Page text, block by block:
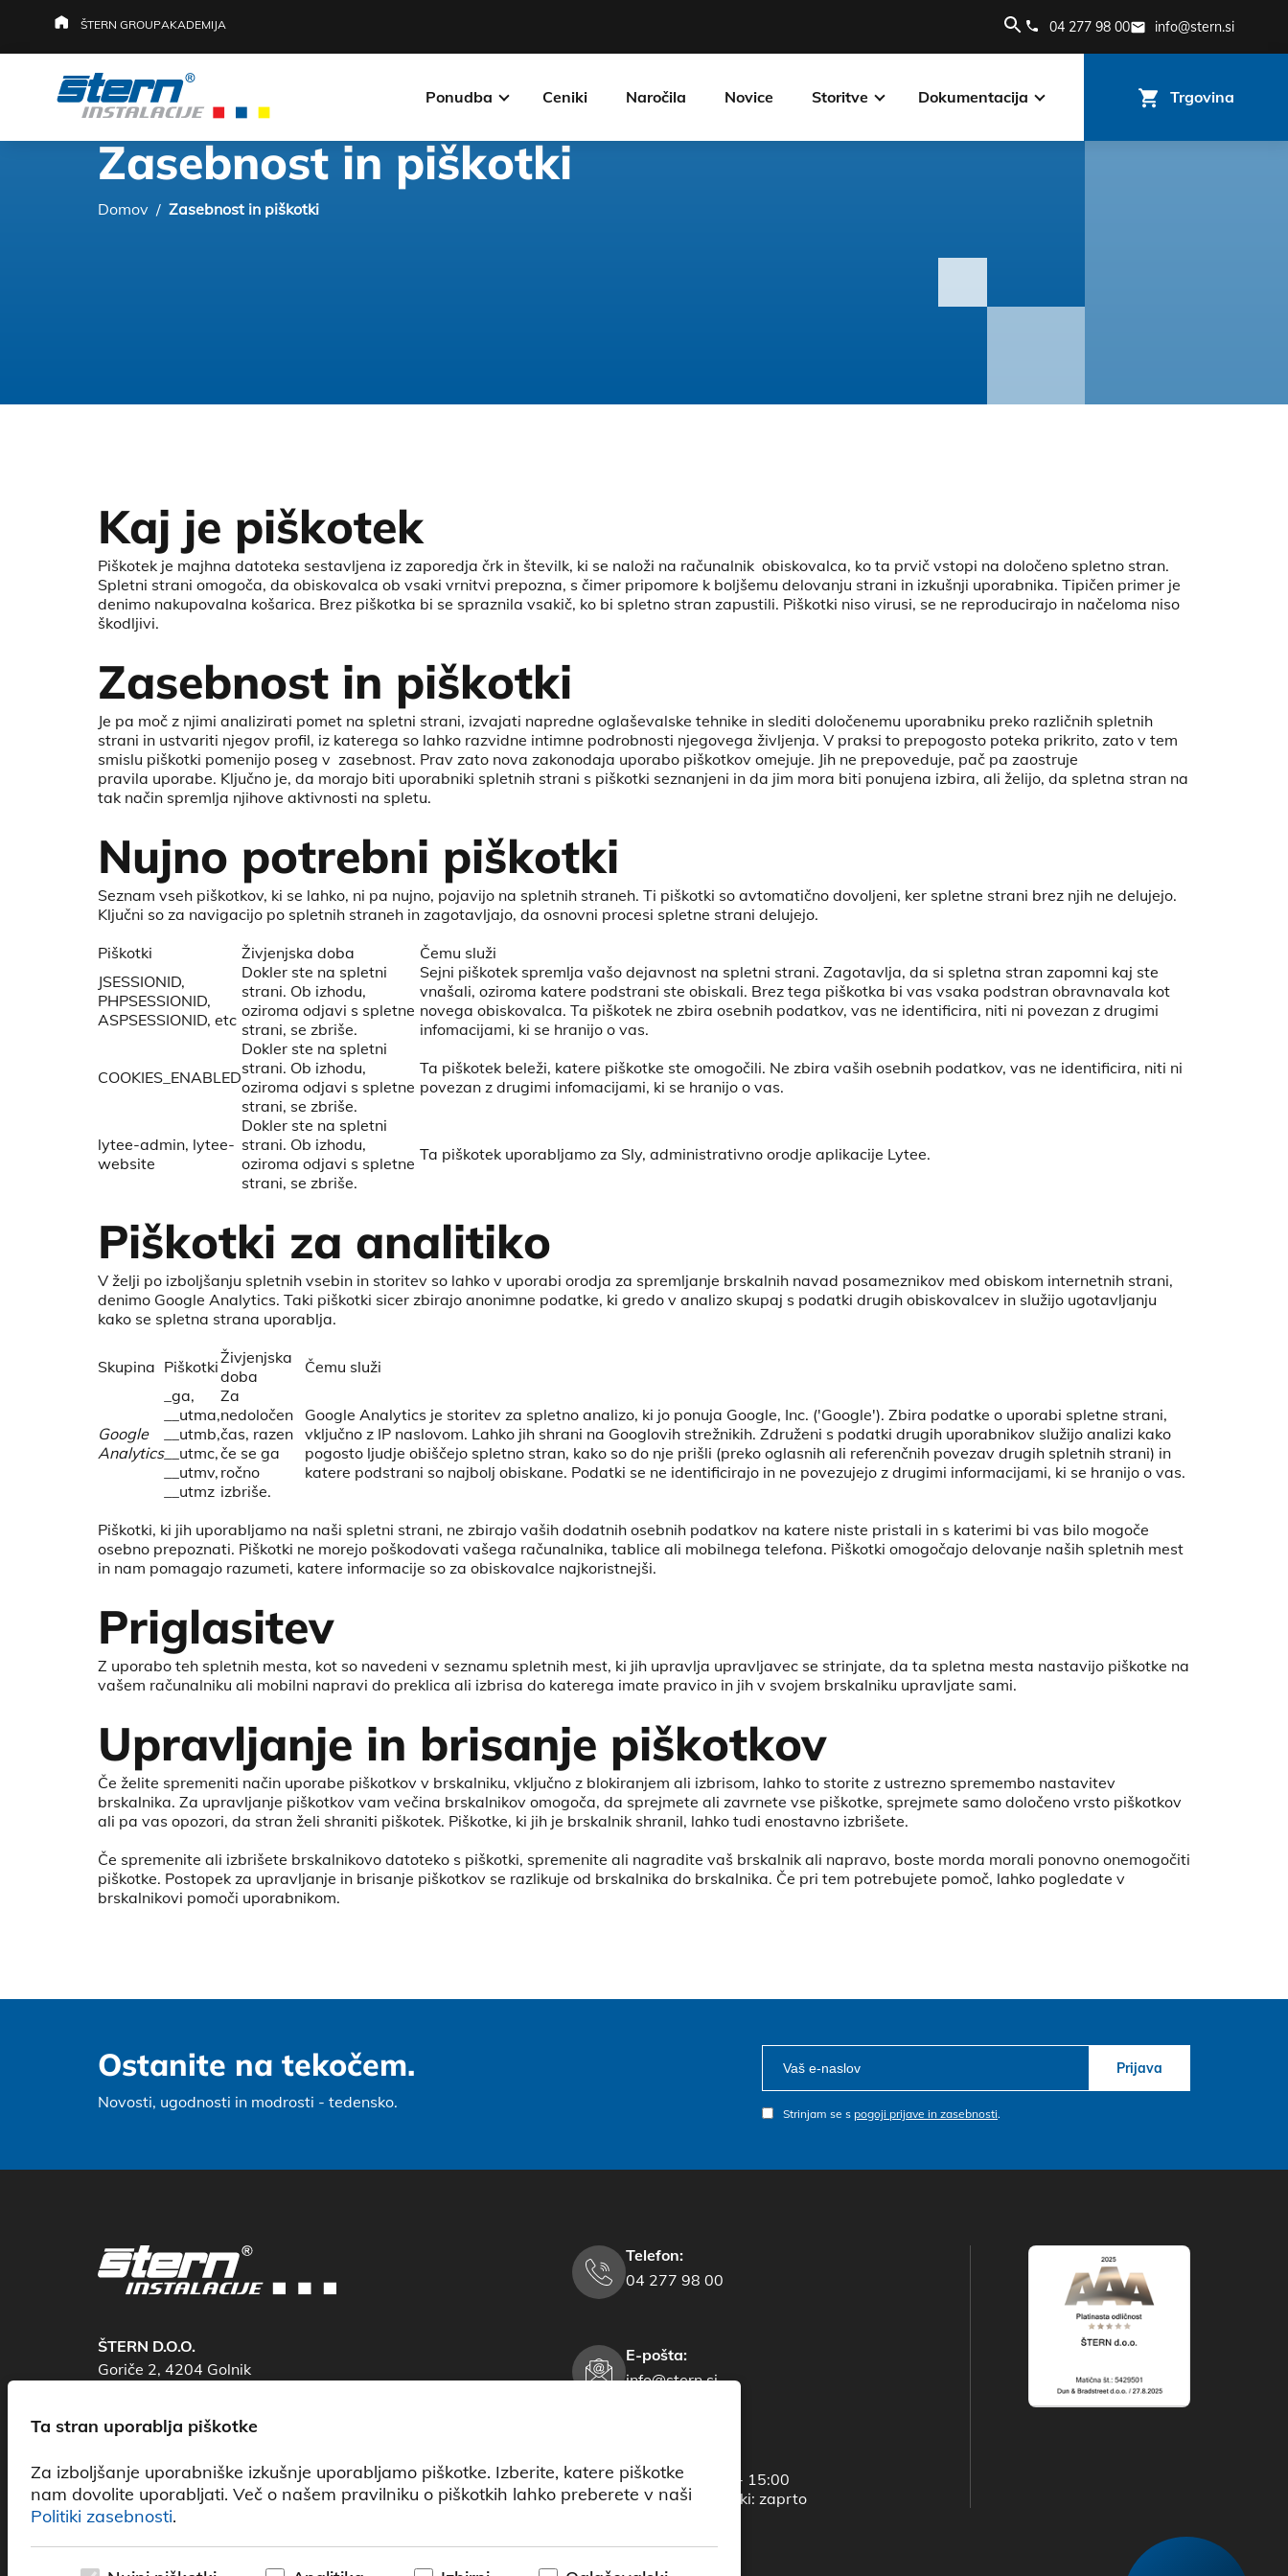
Ta stran uporablja piškotke
Za izboljšanje uporabniške izkušnje uporabljamo piškotke. Izberite, katere piškotke
nam dovolite uporabljati. Več o našem pravilniku o piškotkih lahko preberete v naši
Politiki zasebnosti.
ŠTERN GROUPAKADEMIJA 04 277 98 00 info@stern.si
Ponudba Ceniki Naročila Novice Storitve Dokumentacija Trgovina
Zasebnost in piškotki
Domov / Zasebnost in piškotki
Kaj je piškotek
Piškotek je majhna datoteka sestavljena iz zaporedja črk in številk, ki se naloži na računalnik obiskovalca, ko ta prvič vstopi na določeno spletno stran.
Spletni strani omogoča, da obiskovalca ob vsaki vrnitvi prepozna, s čimer pripomore k boljšemu delovanju strani in izkušnji uporabnika. Tipičen primer je
denimo nakupovalna košarica. Brez piškotka bi se spraznila vsakič, ko bi spletno stran zapustili. Piškotki niso virusi, se ne reproducirajo in načeloma niso
škodljivi.
Zasebnost in piškotki
Je pa moč z njimi analizirati pomet na spletni strani, izvajati napredne oglaševalske tehnike in slediti določenemu uporabniku preko različnih spletnih
strani in ustvariti njegov profil, iz katerega so lahko razvidne intimne podrobnosti njegovega življenja. V praksi to prepogosto poteka prikrito, zato v tem
smislu piškotki pomenijo poseg v zasebnost. Prav zato nova zakonodaja uporabo piškotkov omejuje. Jih ne prepoveduje, pač pa zaostruje
pravila uporabe. Ključno je, da morajo biti uporabniki spletnih strani s piškotki seznanjeni in da jim mora biti ponujena izbira, ali želijo, da spletna stran na
tak način spremlja njihove aktivnosti na spletu.
Nujno potrebni piškotki
Seznam vseh piškotkov, ki se lahko, ni pa nujno, pojavijo na spletnih straneh. Ti piškotki so avtomatično dovoljeni, ker spletne strani brez njih ne delujejo.
Ključni so za navigacijo po spletnih straneh in zagotavljajo, da osnovni procesi spletne strani delujejo.
Piškotki
Živjenjska doba
Čemu služi
JSESSIONID,
PHPSESSIONID,
ASPSESSIONID, etc
Dokler ste na spletni
strani. Ob izhodu,
oziroma odjavi s spletne
strani, se zbriše.
Sejni piškotek spremlja vašo dejavnost na spletni strani. Zagotavlja, da si spletna stran zapomni kaj ste
vnašali, oziroma katere podstrani ste obiskali. Brez tega piškotka bi vas vsaka podstran obravnavala kot
novega obiskovalca. Ta piškotek ne zbira osebnih podatkov, vas ne identificira, niti ni povezan z drugimi
infomacijami, ki se hranijo o vas.
COOKIES_ENABLED
Dokler ste na spletni
strani. Ob izhodu,
oziroma odjavi s spletne
strani, se zbriše.
Ta piškotek beleži, katere piškotke ste omogočili. Ne zbira vaših osebnih podatkov, vas ne identificira, niti ni
povezan z drugimi infomacijami, ki se hranijo o vas.
lytee-admin, lytee-
website
Dokler ste na spletni
strani. Ob izhodu,
oziroma odjavi s spletne
strani, se zbriše.
Ta piškotek uporabljamo za Sly, administrativno orodje aplikacije Lytee.
Piškotki za analitiko
V želji po izboljšanju spletnih vsebin in storitev so lahko v uporabi orodja za spremljanje brskalnih navad posameznikov med obiskom internetnih strani,
denimo Google Analytics. Taki piškotki sicer zbirajo anonimne podatke, ki gredo v analizo skupaj s podatki drugih obiskovalcev in služijo ugotavljanju
kako se spletna strana uporablja.
Skupina PiškotkiŽivjenjska
doba
Čemu služi
Google
Analytics
_ga,
__utma,
__utmb,
__utmc,
__utmv,
__utmz
Za
nedoločen
čas, razen
če se ga
ročno
izbriše.
Google Analytics je storitev za spletno analizo, ki jo ponuja Google, Inc. ('Google'). Zbira podatke o uporabi spletne strani,
vključno z IP naslovom. Lahko jih shrani na Googlovih strežnikih. Združeni s podatki drugih uporabnikov služijo analizi kako
pogosto ljudje obiščejo spletno stran, kako so do nje prišli (preko oglasnih ali referenčnih povezav drugih spletnih strani) in
katere podstrani so najbolj obiskane. Podatki se ne identificirajo in ne povezujejo z drugimi informacijami, ki se hranijo o vas.
Piškotki, ki jih uporabljamo na naši spletni strani, ne zbirajo vaših dodatnih osebnih podatkov na katere niste pristali in s katerimi bi vas bilo mogoče
osebno prepoznati. Piškotki ne morejo poškodovati vašega računalnika, tablice ali mobilnega telefona. Piškotki omogočajo delovanje naših spletnih mest
in nam pomagajo razumeti, katere informacije so za obiskovalce najkoristnejši.
Priglasitev
Z uporabo teh spletnih mesta, kot so navedeni v seznamu spletnih mest, ki jih upravlja upravljavec se strinjate, da ta spletna mesta nastavijo piškotke na
vašem računalniku ali mobilni napravi do preklica ali izbrisa do katerega imate pravico in jih v svojem brskalniku upravljate sami.
Upravljanje in brisanje piškotkov
Če želite spremeniti način uporabe piškotkov v brskalniku, vključno z blokiranjem ali izbrisom, lahko to storite z ustrezno spremembo nastavitev
brskalnika. Za upravljanje piškotkov vam večina brskalnikov omogoča, da sprejmete ali zavrnete vse piškotke, sprejmete samo določeno vrsto piškotkov
ali pa vas opozori, da stran želi shraniti piškotek. Piškotke, ki jih je brskalnik shranil, lahko tudi enostavno izbrišete.
Če spremenite ali izbrišete brskalnikovo datoteko s piškotki, spremenite ali nagradite vaš brskalnik ali napravo, boste morda morali ponovno onemogočiti
piškotke. Postopek za upravljanje in brisanje piškotkov se razlikuje od brskalnika do brskalnika. Če pri tem potrebujete pomoč, lahko pogledate v
brskalnikovi pomoči uporabnikom.
Ostanite na tekočem.
Novosti, ugodnosti in modrosti - tedensko.
Prijava
Strinjam se s pogoji prijave in zasebnosti.
ŠTERN D.O.O.
Goriče 2, 4204 Golnik
Telefon:
04 277 98 00
E-pošta:
info@stern.si
PON-PET: 7:00 - 15:00
Vikend in prazniki: zaprto